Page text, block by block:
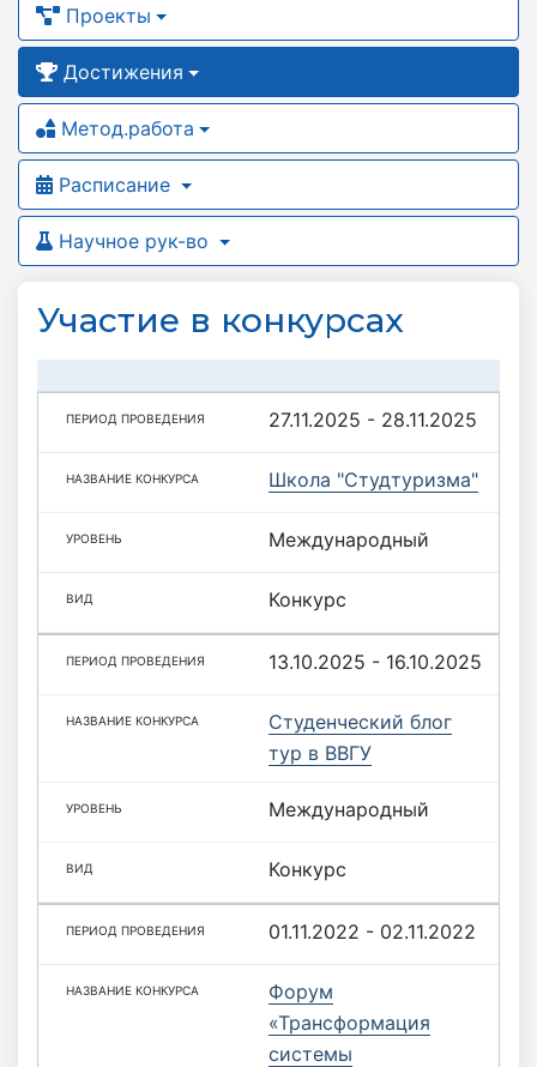
Проекты
Достижения
Метод.работа
Расписание
Научное рук-во
Участие в конкурсах
27.11.2025 - 28.11.2025
Школа "Студтуризма"
Международный
Конкурс
13.10.2025 - 16.10.2025
Студенческий блог
тур в ВВГУ
Международный
Конкурс
01.11.2022 - 02.11.2022
Форум
«Трансформация
системы